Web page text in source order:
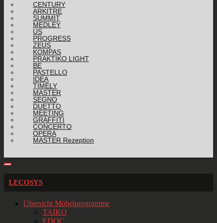
CENTURY
ARKITRE
SUMMIT
MEDLEY
US
PROGRESS
ZEUS
KOMPAS
PRAKTIKO LIGHT
BE
PASTELLO
IDEA
TIMELY
MASTER
SEGNO
DUETTO
MEETING
GRAFFITI
CONCERTO
OPERA
MASTER Rezeption
LECOSYS
Übersicht Möbelprogramme
TAIKO
EDOC